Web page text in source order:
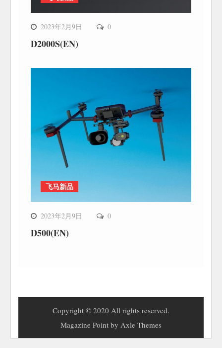
2023年2月9日 0
D2000S(EN)
飞马新品
2023年2月9日 0
D500(EN)
Copyright © 2020 All rights reserved.
Magazine Point by Axle Themes